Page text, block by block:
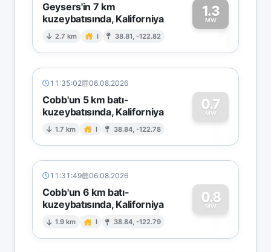
Geysers'in 7 km
kuzeybatısında, Kaliforniya
2.7 km I 38.81, -122.82
1.3
MW1
11:35:02 06.08.2026
Cobb'un 5 km batı-
kuzeybatısında, Kaliforniya
1.7 km I 38.84, -122.78
0.7
MW
0
11:31:49 06.08.2026
Cobb'un 6 km batı-
kuzeybatısında, Kaliforniya
1.9 km I 38.84, -122.79
0.8
MW
0